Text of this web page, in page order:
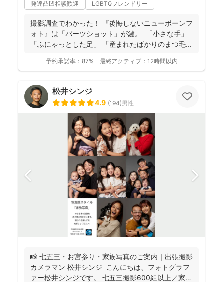
発達凸凹相談歓迎 LGBTQフレンドリー
撮影調査でわかった！ 『後悔しないニューボーンフ
ォト』は「パーツショット」が鍵。 「小さな手」
「ふにゃっとした足」 「産まれたばかりのまつ毛...
予約承諾率： 87% 最終アクティブ： 12時間以内
松井シンジ
4.9 (194)男性
📸 七五三・お宮参り・家族写真のご案内｜出張撮影
カメラマン 松井シンジ こんにちは、フォトグラフ
ァー松井シンジです。 七五三撮影600組以上／家